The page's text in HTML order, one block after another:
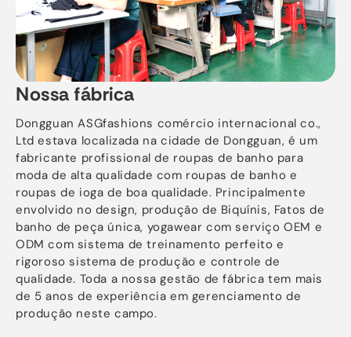
Nossa fábrica
Dongguan ASGfashions comércio internacional co.,
Ltd estava localizada na cidade de Dongguan, é um
fabricante profissional de roupas de banho para
moda de alta qualidade com roupas de banho e
roupas de ioga de boa qualidade. Principalmente
envolvido no design, produção de Biquínis, Fatos de
banho de peça única, yogawear com serviço OEM e
ODM com sistema de treinamento perfeito e
rigoroso sistema de produção e controle de
qualidade. Toda a nossa gestão de fábrica tem mais
de 5 anos de experiência em gerenciamento de
produção neste campo.